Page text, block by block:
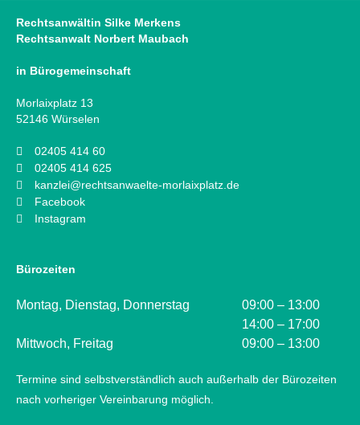
Rechtsanwältin Silke Merkens
Rechtsanwalt Norbert Maubach
in Bürogemeinschaft
Morlaixplatz 13
52146 Würselen
02405 414 60
02405 414 625
kanzlei@rechtsanwaelte-morlaixplatz.de
Facebook
Instagram
Bürozeiten
Montag, Dienstag, Donnerstag
09:00 – 13:00
14:00 – 17:00
Mittwoch, Freitag
09:00 – 13:00
Termine sind selbstverständlich auch außerhalb der Bürozeiten
nach vorheriger Vereinbarung möglich.